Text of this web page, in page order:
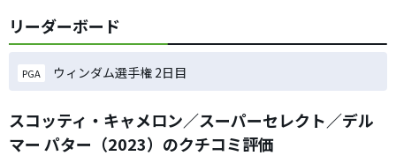
リーダーボード
PGA ウィンダム選手権 2日目
スコッティ・キャメロン／スーパーセレクト／デル
マー パター（2023）のクチコミ評価